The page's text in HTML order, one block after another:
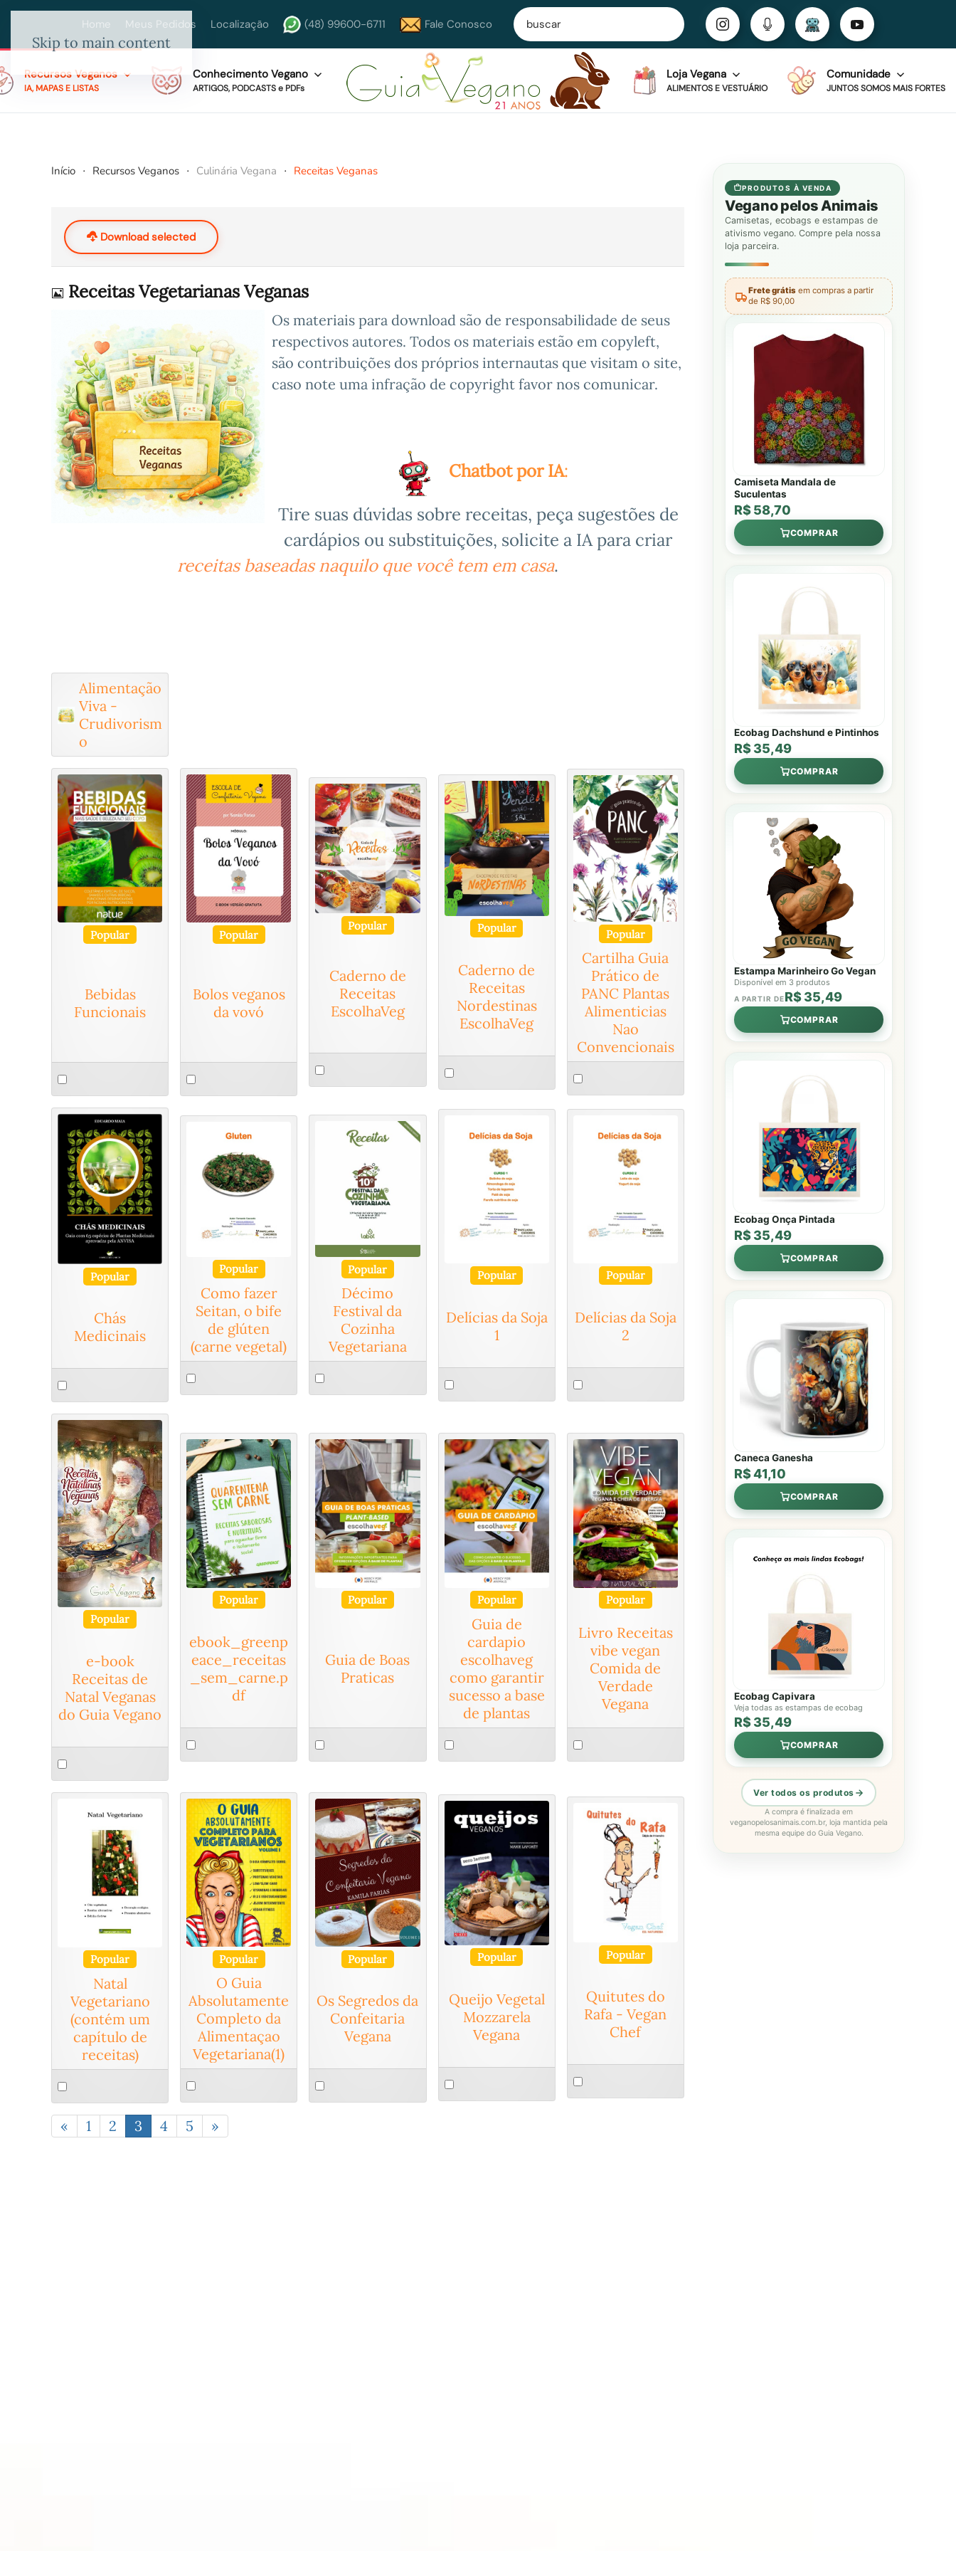
Skip to main content
Home Meus Pedidos Localização (48) 99600-6711 Fale Conosco
Recursos Veganos
IA, MAPAS E LISTAS
Conhecimento Vegano
ARTIGOS, PODCASTS e PDFs
Loja Vegana
ALIMENTOS E VESTUÁRIO
Comunidade
JUNTOS SOMOS MAIS FORTES
Início Recursos Veganos Culinária Vegana Receitas Veganas
Download selected
Imagem
Receitas Vegetarianas Veganas
Os materiais para download são de responsabilidade de seus
respectivos autores. Todos os materiais estão em copyleft,
são contribuições dos próprios internautas que visitam o site,
caso note uma infração de copyright favor nos comunicar.
Chatbot por IA:
Tire suas dúvidas sobre receitas, peça sugestões de
cardápios ou substituições, solicite a IA para criar
receitas baseadas naquilo que você tem em casa.
Alimentação
Viva -
Crudivorism
o
Popular
Bebidas
Funcionais
Select
an
item
Popular
Bolos veganos
da vovó
Select
an
item
Popular
Caderno de
Receitas
EscolhaVeg
Select
an
Popular
Caderno de
Receitas
Nordestinas
EscolhaVeg
Select
an
item
Popular
Cartilha Guia
Prático de
PANC Plantas
Alimenticias
Nao
Convencionais
Select
an
item
Popular
Chás
Medicinais
Select
an
item
Popular
Como fazer
Seitan, o bife
de glúten
(carne vegetal)
Select
an
Popular
Décimo
Festival da
Cozinha
Vegetariana
Select
an
Popular
Delícias da Soja
1
Select
an
Popular
Delícias da Soja
2
Select
an
Popular
e-book
Receitas de
Natal Veganas
do Guia Vegano
Select
an
item
Popular
ebook_greenp
eace_receitas
_sem_carne.p
df
Select
an
Popular
Guia de Boas
Praticas
Select
an
Popular
Guia de
cardapio
escolhaveg
como garantir
sucesso a base
de plantas
Select
an
Popular
Livro Receitas
vibe vegan
Comida de
Verdade
Vegana
Select
an
Popular
Natal
Vegetariano
(contém um
capítulo de
receitas)
Select
an
item
Popular
O Guia
Absolutamente
Completo da
Alimentaçao
Vegetariana(1)
Select
an
item
Popular
Os Segredos da
Confeitaria
Vegana
Select
an
Popular
Queijo Vegetal
Mozzarela
Vegana
Select
an
Popular
Quitutes do
Rafa - Vegan
Chef
Select
an
« 1 2 3 4 5 »
PRODUTOS À VENDA
Vegano pelos Animais
Camisetas, ecobags e estampas de
ativismo vegano. Compre pela nossa
loja parceira.
Frete grátis em compras a partir
de R$ 90,00
Camiseta Mandala de
Suculentas
R$ 58,70
COMPRAR
Ecobag Dachshund e Pintinhos
R$ 35,49
COMPRAR
Estampa Marinheiro Go Vegan
Disponível em 3 produtos
A PARTIR DER$ 35,49
COMPRAR
Ecobag Onça Pintada
R$ 35,49
COMPRAR
Caneca Ganesha
R$ 41,10
COMPRAR
Ecobag Capivara
Veja todas as estampas de ecobag
R$ 35,49
COMPRAR
Ver todos os produtos
A compra é finalizada em
veganopelosanimais.com.br, loja mantida pela
mesma equipe do Guia Vegano.